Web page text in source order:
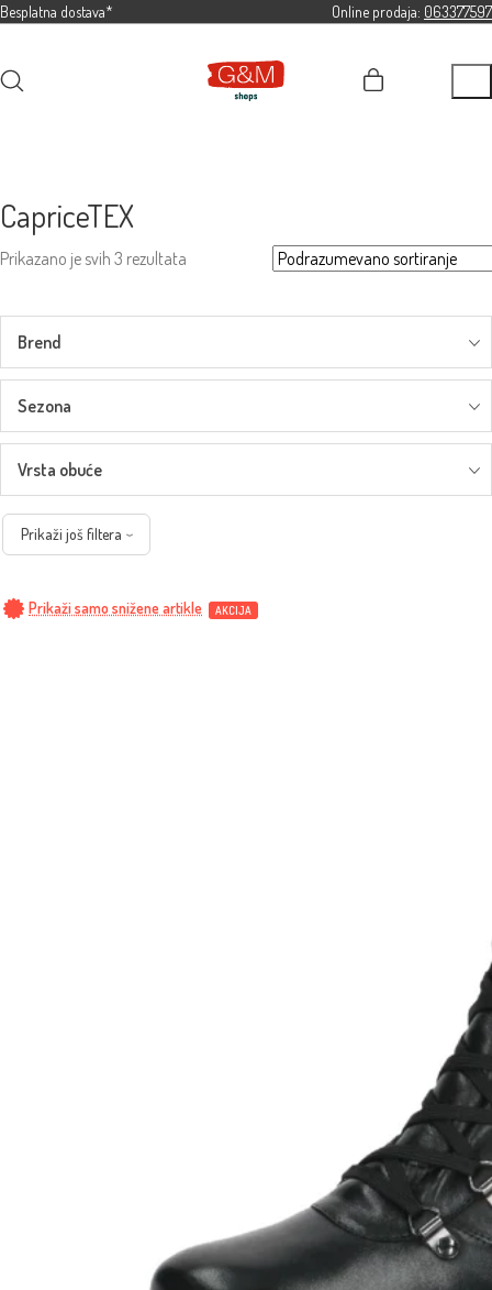
Besplatna dostava* Online prodaja: 063377597
CapriceTEX
Prikazano je svih 3 rezultata
Brend
Sezona
Vrsta obuće
Prikaži još filtera
Prikaži samo snižene artikle